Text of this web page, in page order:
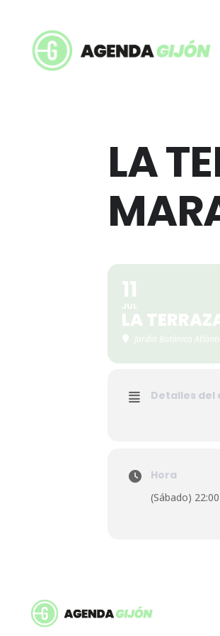
LA
11
JUL
LA
Jardín Botánico
Detalles del
Hora
(Sábado) 22:00